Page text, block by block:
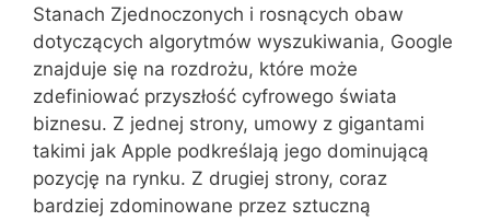
Stanach Zjednoczonych i rosnących obaw
dotyczących algorytmów wyszukiwania, Google
znajduje się na rozdrożu, które może
zdefiniować przyszłość cyfrowego świata
biznesu. Z jednej strony, umowy z gigantami
takimi jak Apple podkreślają jego dominującą
pozycję na rynku. Z drugiej strony, coraz
bardziej zdominowane przez sztuczną